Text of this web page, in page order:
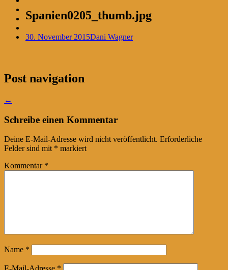
Spanien0205_thumb.jpg
30. November 2015Dani Wagner
Post navigation
←
Schreibe einen Kommentar
Deine E-Mail-Adresse wird nicht veröffentlicht. Erforderliche
Felder sind mit * markiert
Kommentar *
Name *